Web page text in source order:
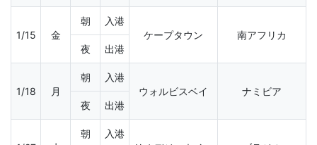
1/15 金
朝
入港
ケープタウン
南アフリカ
夜
出港
1/18 月
朝
入港
ウォルビスベイ
ナミビア
夜
出港
朝
入港